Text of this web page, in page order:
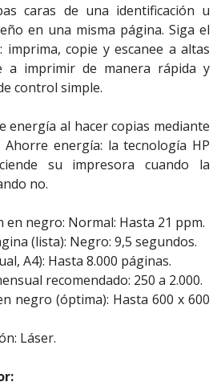
caras de una identificación u
en una misma página. Siga el
copie y escanee a altas
a imprimir de manera rápida y
control simple.
energía al hacer copias mediante
energía: la tecnología HP
su impresora cuando la
no.
en negro: Normal: Hasta 21 ppm.
(lista): Negro: 9,5 segundos.
A4): Hasta 8.000 páginas.
recomendado: 250 a 2.000.
negro (óptima): Hasta 600 x 600
Láser.